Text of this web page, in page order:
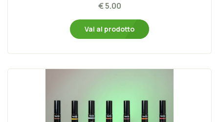
€ 5.00
Vai al prodotto